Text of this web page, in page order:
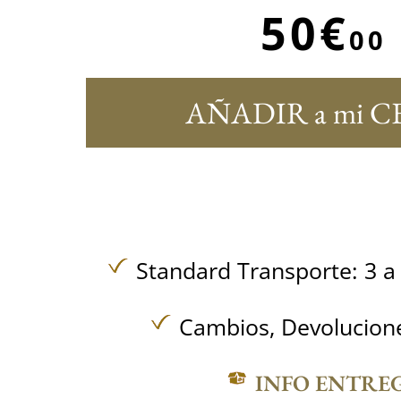
50€00
AÑADIR a mi
Standard Transporte: 3
Cambios,
INFO